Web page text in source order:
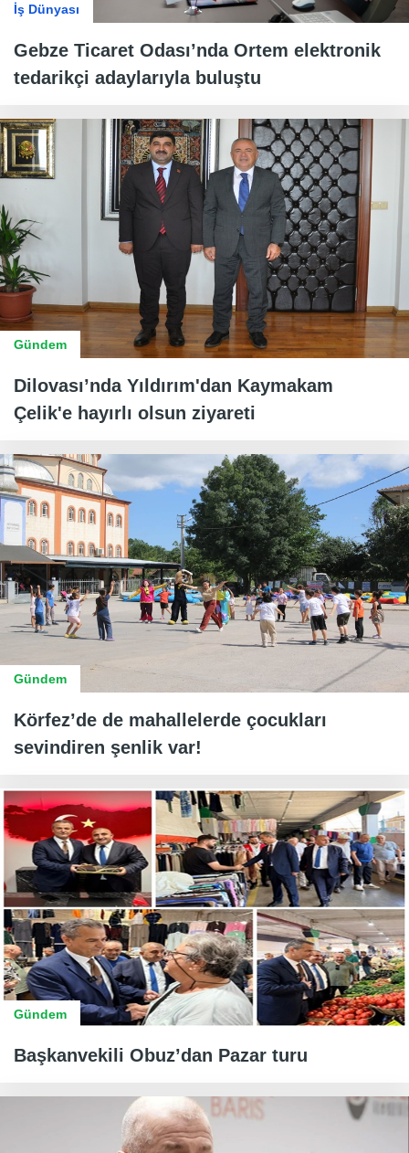
İş Dünyası
Gebze Ticaret Odası’nda Ortem elektronik
tedarikçi adaylarıyla buluştu
Gündem
Dilovası’nda Yıldırım'dan Kaymakam
Çelik'e hayırlı olsun ziyareti
Gündem
Körfez’de de mahallelerde çocukları
sevindiren şenlik var!
Gündem
Başkanvekili Obuz’dan Pazar turu